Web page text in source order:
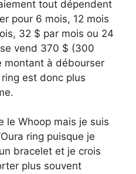
tout dépendent
pour 6 mois, 12 mois
32 $ par mois ou 24
vend 370 $ (300
montant à débourser
ring est donc plus
le Whoop mais je suis
Oura ring puisque je
bracelet et je crois
plus souvent